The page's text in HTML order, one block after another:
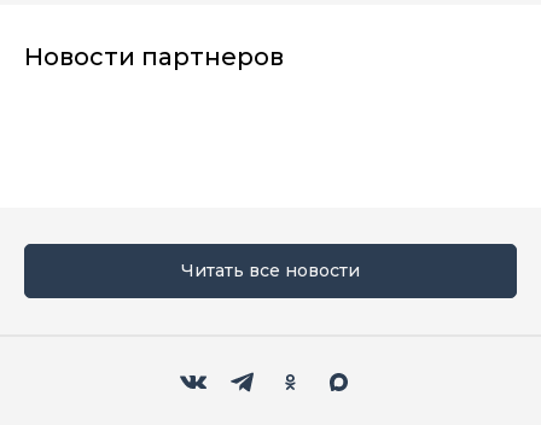
Новости партнеров
Читать все новости